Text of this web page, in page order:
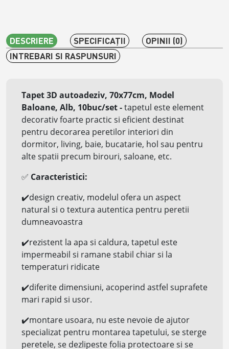
DESCRIERE SPECIFICAŢII
OPINII (0)
INTREBARI SI RASPUNSURI
Tapet 3D autoadeziv, 70x77cm, Model
Baloane, Alb, 10buc/set-tapetul este element
decorativ foarte practic si eficient destinat
pentru decorarea peretilor interiori din
dormitor, living, baie, bucatarie, hol sau pentru
alte spatii precum birouri, saloane, etc.
✅ Caracteristici:
✔️design creativ, modelul ofera un aspect
natural si o textura autentica pentru peretii
dumneavoastra
✔️rezistent la apa si caldura, tapetul este
impermeabil si ramane stabil chiar si la
temperaturi ridicate
✔️diferite dimensiuni, acoperind astfel suprafete
mari rapid si usor.
✔️montare usoara, nu este nevoie de ajutor
specializat pentru montarea tapetului, se sterge
peretele, se dezlipeste folia protectoare si se